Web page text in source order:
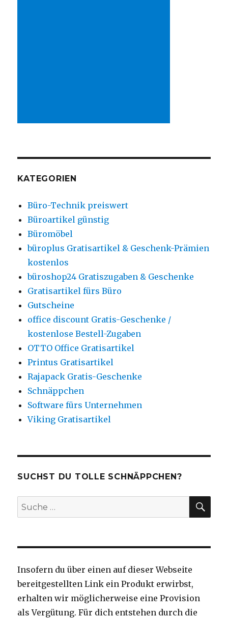
KATEGORIEN
Büro-Technik preiswert
Büroartikel günstig
Büromöbel
büroplus Gratisartikel & Geschenk-Prämien
kostenlos
büroshop24 Gratiszugaben & Geschenke
Gratisartikel fürs Büro
Gutscheine
office discount Gratis-Geschenke /
kostenlose Bestell-Zugaben
OTTO Office Gratisartikel
Printus Gratisartikel
Rajapack Gratis-Geschenke
Schnäppchen
Software fürs Unternehmen
Viking Gratisartikel
SUCHST DU TOLLE SCHNÄPPCHEN?
Suche
nach:
Insofern du über einen auf dieser Webseite
bereitgestellten Link ein Produkt erwirbst,
erhalten wir möglicherweise eine Provision
als Vergütung. Für dich entstehen durch die